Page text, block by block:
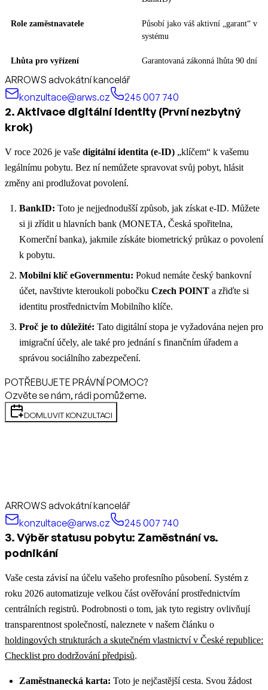
Role zaměstnavatele
Působí jako váš aktivní „garant“ v
systému
Lhůta pro vyřízení Garantovaná zákonná lhůta 90 dní
ARROWS advokátní kancelář
konzultace@arws.cz
245 007 740
2. Aktivace digitální identity (První nezbytný
krok)
V roce 2026 je vaše digitální identita (e-ID) „klíčem“ k vašemu
legálnímu pobytu. Bez ní nemůžete spravovat svůj pobyt, hlásit
změny ani prodlužovat povolení.
BankID: Toto je nejjednodušší způsob, jak získat e-ID. Můžete
si ji zřídit u hlavních bank (MONETA, Česká spořitelna,
Komerční banka), jakmile získáte biometrický průkaz o povolení
k pobytu.
Mobilní klíč eGovernmentu: Pokud nemáte český bankovní
účet, navštivte kteroukoli pobočku Czech POINT a zřiďte si
identitu prostřednictvím Mobilního klíče.
Proč je to důležité: Tato digitální stopa je vyžadována nejen pro
imigrační účely, ale také pro jednání s finančním úřadem a
správou sociálního zabezpečení.
POTŘEBUJETE PRÁVNÍ POMOC?
Ozvěte se nám, rádi pomůžeme.
DOMLUVIT KONZULTACI
ARROWS advokátní kancelář
konzultace@arws.cz
245 007 740
3. Výběr statusu pobytu: Zaměstnání vs.
podnikání
Vaše cesta závisí na účelu vašeho profesního působení. Systém z
roku 2026 automatizuje velkou část ověřování prostřednictvím
centrálních registrů. Podrobnosti o tom, jak tyto registry ovlivňují
transparentnost společností, naleznete v našem článku o
holdingových strukturách a skutečném vlastnictví v České republice:
Checklist pro dodržování předpisů.
Zaměstnanecká karta: Toto je nejčastější cesta. Svou žádost